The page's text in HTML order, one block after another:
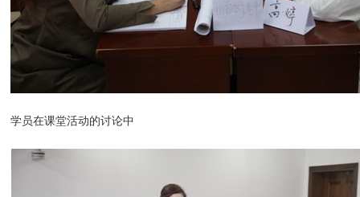
学员在课堂活动的讨论中